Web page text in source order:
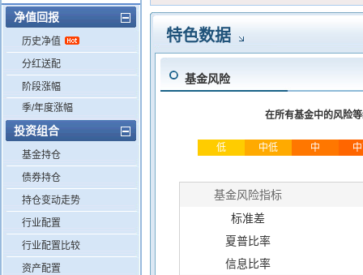
净值回报
历史净值
分红送配
阶段涨幅
季/年度涨幅
投资组合
基金持仓
债券持仓
持仓变动走势
行业配置
行业配置比较
资产配置
特色数据
基金风险
在所有基金中的风险
低 中低 中
基金风险指标
标准差
夏普比率
信息比率